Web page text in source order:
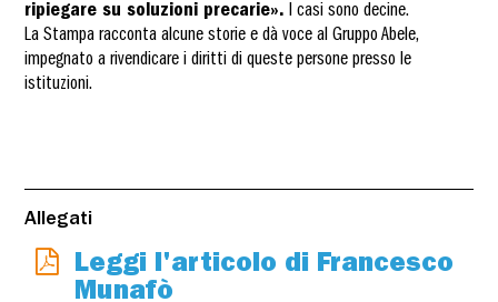
ripiegare su soluzioni precarie». I casi sono decine.
La Stampa racconta alcune storie e dà voce al Gruppo Abele,
impegnato a rivendicare i diritti di queste persone presso le
istituzioni.
Allegati
Leggi l'articolo di Francesco
Munafò